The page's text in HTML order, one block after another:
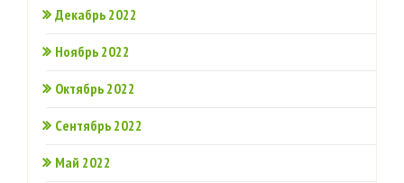
Декабрь 2022
Ноябрь 2022
Октябрь 2022
Сентябрь 2022
Май 2022